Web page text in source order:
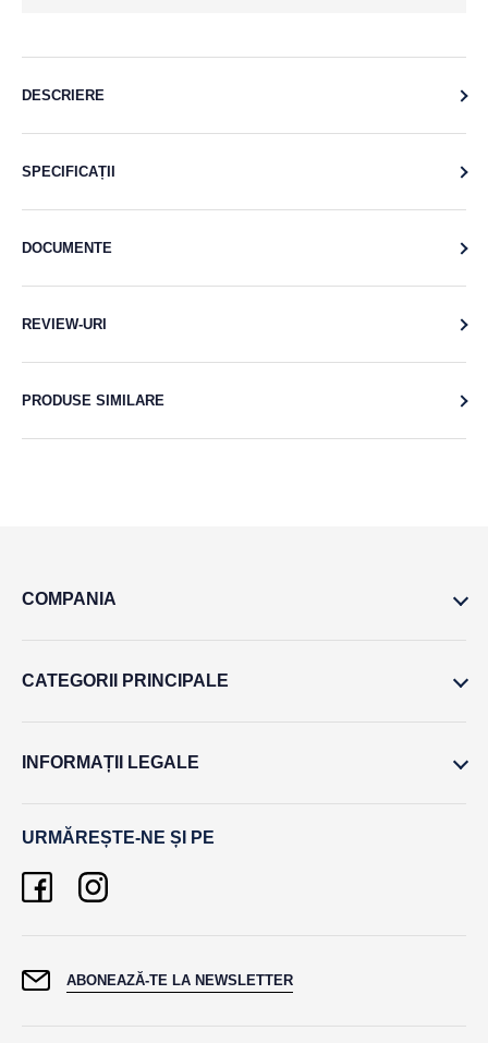
DESCRIERE
SPECIFICAȚII
DOCUMENTE
REVIEW-URI
PRODUSE SIMILARE
COMPANIA
CATEGORII PRINCIPALE
INFORMAȚII LEGALE
URMĂREȘTE-NE ȘI PE
ABONEAZĂ-TE LA NEWSLETTER